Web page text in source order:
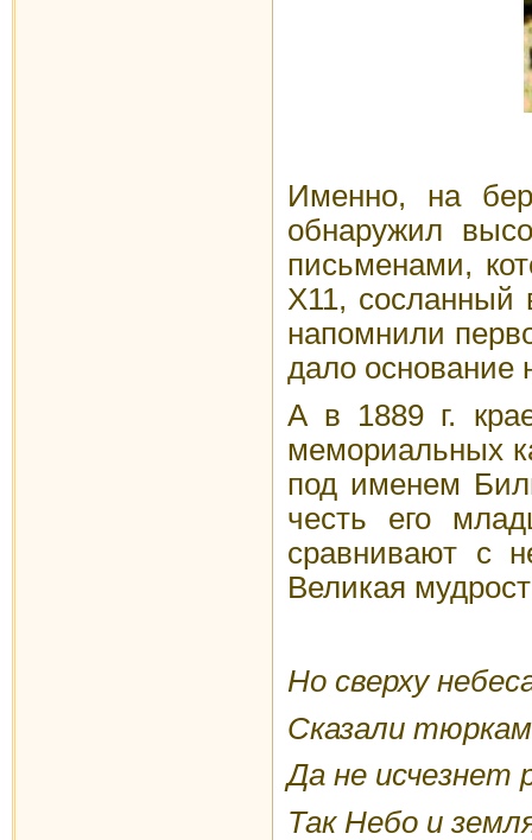
Именно, на
обнаружил
письменами,
Х11, сосланный
напомнили
дало основание
А в 1889 г.
мемориальных
под именем
честь его
сравнивают с
Великая
Но сверху
Сказали
Да не исчезнет
Так Небо и